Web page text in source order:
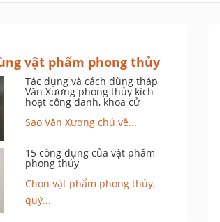
vật phẩm phong thủy
Tác dụng và cách dùng tháp
Văn Xương phong thủy kích
hoạt công danh, khoa cử
Sao Văn Xương chủ về...
15 công dụng của vật phẩm
phong thủy
Chọn vật phẩm phong thủy,
quý...